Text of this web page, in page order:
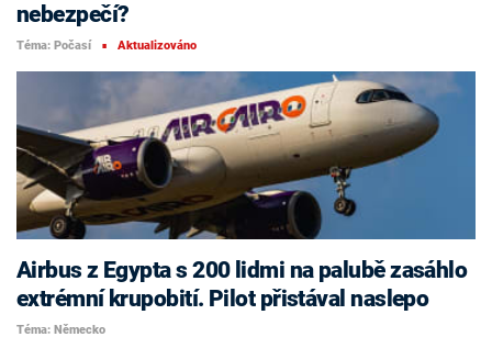
nebezpečí?
Téma: Počasí ■ Aktualizováno
Airbus z Egypta s 200 lidmi na palubě zasáhlo
extrémní krupobití. Pilot přistával naslepo
Téma: Německo